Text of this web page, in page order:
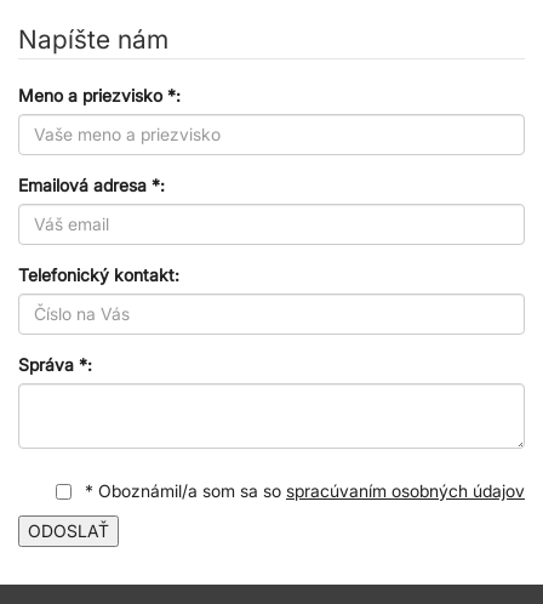
Napíšte nám
Meno a priezvisko *:
Emailová adresa *:
Telefonický kontakt:
Správa *:
* Oboznámil/a som sa so spracúvaním osobných údajov
ODOSLAŤ